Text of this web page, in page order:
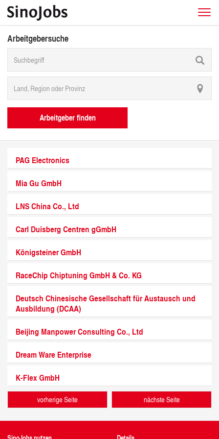
Arbeitgebersuche
Arbeitgeber finden
PAG Electronics
Mia Gu GmbH
LNS China Co., Ltd
Carl Duisberg Centren gGmbH
Königsteiner GmbH
RaceChip Chiptuning GmbH & Co. KG
Deutsch Chinesische Gesellschaft für Austausch und
Ausbildung (DCAA)
Beijing Manpower Consulting Co., Ltd
Dream Ware Enterprise
K-Flex GmbH
vorherige Seite nächste Seite